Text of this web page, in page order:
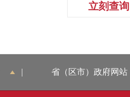
立刻查询
省（区市）政府网站